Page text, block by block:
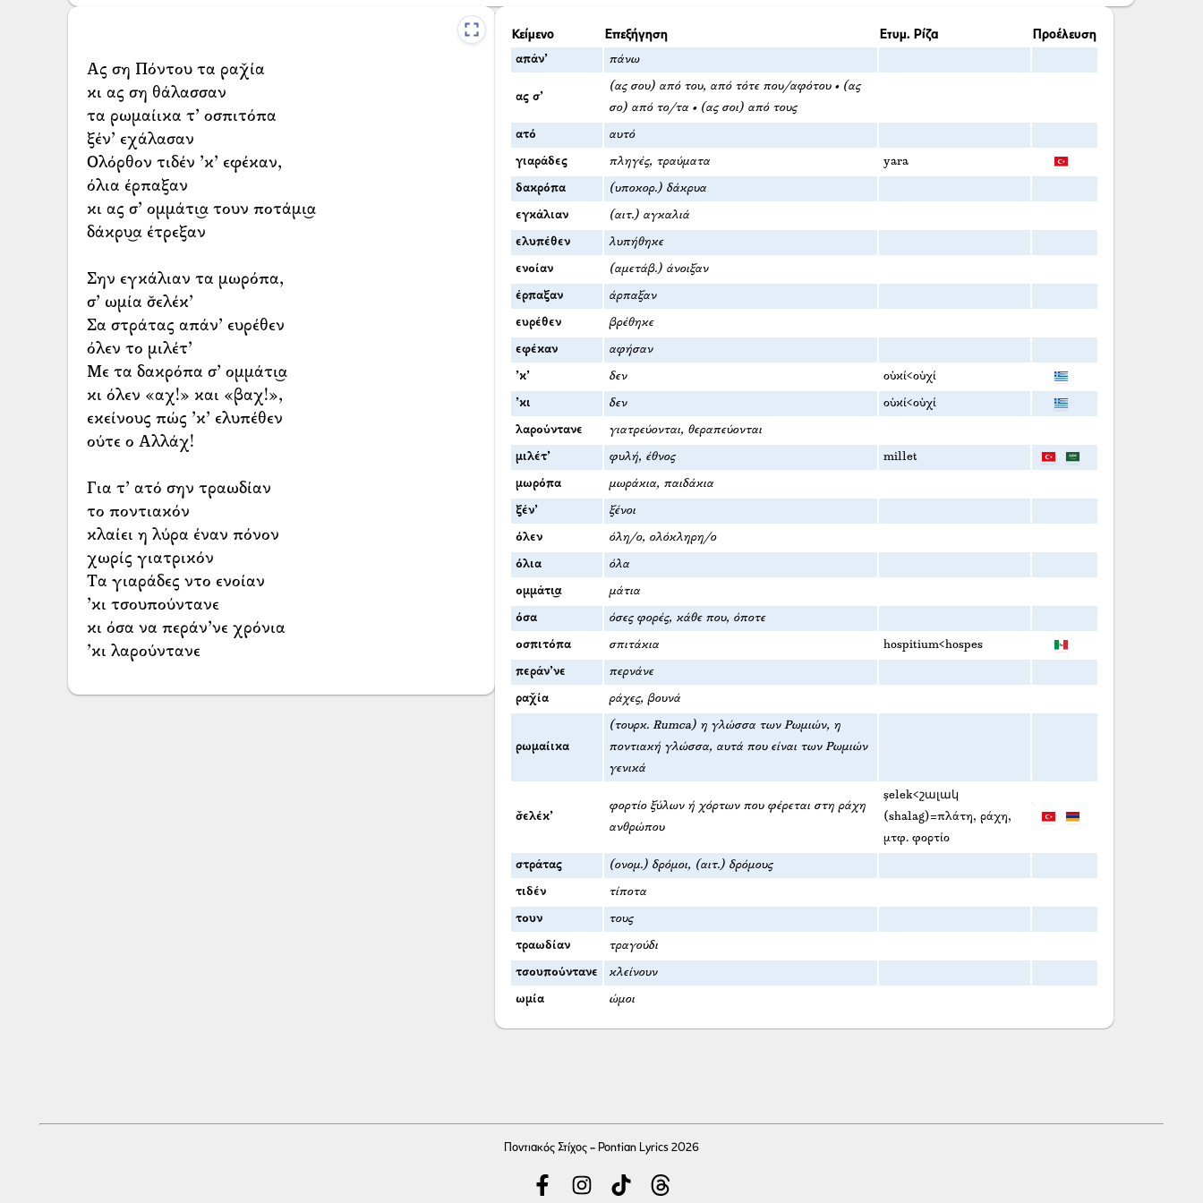
Ας ση Πόντου τα ραχ̌ία
κι ας ση θάλασσαν
τα ρωμαίικα τ’ οσπιτόπα
ξέν’ εχάλασαν
Ολόρθον τιδέν ’κ’ εφέκαν,
όλια έρπαξαν
κι ας σ’ ομμάτι͜α τουν ποτάμι͜α
δάκρυ͜α έτρεξαν
Σην εγκάλιαν τα μωρόπα,
σ’ ωμία σ̌ελέκ’
Σα στράτας απάν’ ευρέθεν
όλεν το μιλέτ’
Με τα δακρόπα σ’ ομμάτι͜α
κι όλεν «αχ!» και «βαχ!»,
εκείνους πώς ’κ’ ελυπέθεν
ούτε ο Αλλάχ!
Για τ’ ατό σην τραωδίαν
το ποντιακόν
κλαίει η λύρα έναν πόνον
χωρίς γιατρικόν
Τα γιαράδες ντο ενοίαν
’κι τσουπούντανε
κι όσα να περάν’νε χρόνια
’κι λαρούντανε
Κείμενο Επεξήγηση Ετυμ. Ρίζα Προέλευση
απάν’ πάνω
ας σ’
(ας σου) από του, από τότε που/αφότου • (ας
σο) από το/τα • (ας σοι) από τους
ατό αυτό
γιαράδες πληγές, τραύματα yara
δακρόπα (υποκορ.) δάκρυα
εγκάλιαν (αιτ.) αγκαλιά
ελυπέθεν λυπήθηκε
ενοίαν (αμετάβ.) άνοιξαν
έρπαξαν άρπαξαν
ευρέθεν βρέθηκε
εφέκαν αφήσαν
’κ’ δεν οὐκί<οὐχί
’κι δεν οὐκί<οὐχί
λαρούντανε γιατρεύονται, θεραπεύονται
μιλέτ’ φυλή, έθνος millet
μωρόπα μωράκια, παιδάκια
ξέν’ ξένοι
όλεν όλη/ο, ολόκληρη/ο
όλια όλα
ομμάτι͜α μάτια
όσα όσες φορές, κάθε που, όποτε
οσπιτόπα σπιτάκια hospitium<hospes
περάν’νε περνάνε
ραχ̌ία ράχες, βουνά
ρωμαίικα
(τουρκ. Rumca) η γλώσσα των Ρωμιών, η
ποντιακή γλώσσα, αυτά που είναι των Ρωμιών
γενικά
σ̌ελέκ’
φορτίο ξύλων ή χόρτων που φέρεται στη ράχη
ανθρώπου
şelek<շալակ
(shalag)=πλάτη, ράχη,
μτφ. φορτίο
στράτας (ονομ.) δρόμοι, (αιτ.) δρόμους
τιδέν τίποτα
τουν τους
τραωδίαν τραγούδι
τσουπούντανε κλείνουν
ωμία ώμοι
Ποντιακός Στίχος - Pontian Lyrics 2026